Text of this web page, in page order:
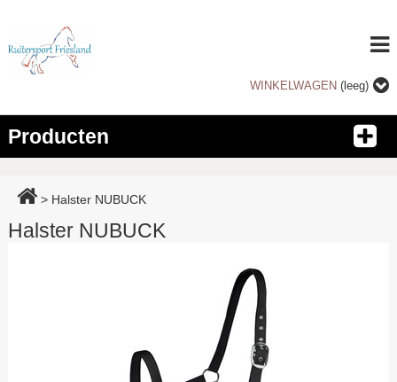
WINKELWAGEN (leeg)
Producten
> Halster NUBUCK
Halster NUBUCK